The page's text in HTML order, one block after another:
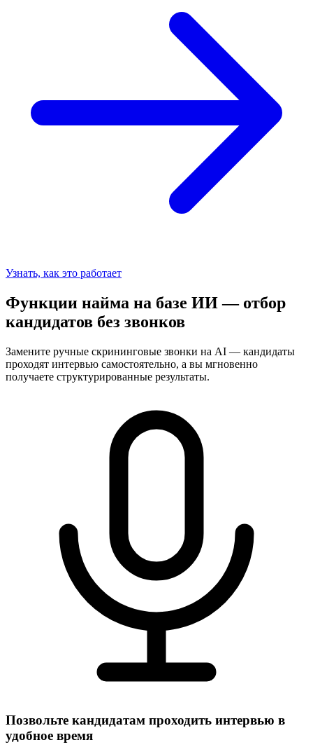
Узнать, как это работает
Функции найма на базе ИИ — отбор
кандидатов без звонков
Замените ручные скрининговые звонки на AI — кандидаты
проходят интервью самостоятельно, а вы мгновенно
получаете структурированные результаты.
Позвольте кандидатам проходить интервью в
удобное время